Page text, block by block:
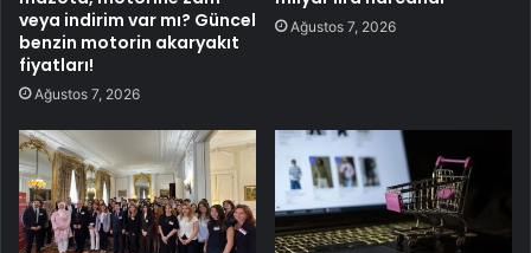
veya indirim var mı? Güncel
benzin motorin akaryakıt
fiyatları!
Ağustos 7, 2026
Ağustos 7, 2026